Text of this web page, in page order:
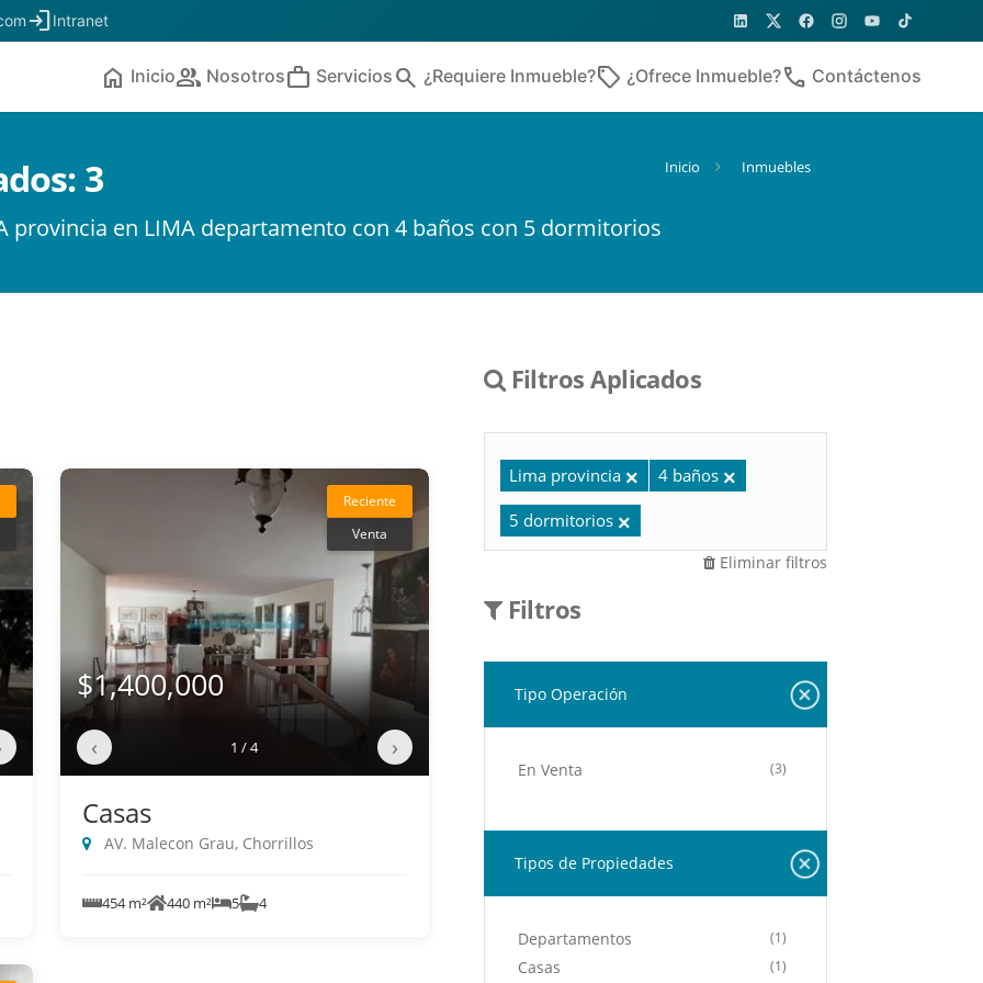
loginIntranet
home Iniciopeople Nosotroswork Servicios search ¿Requiere Inmueble?sell ¿Ofrece Inmueble?phone Contáctenos
3 Inicio Inmuebles
provincia en LIMA departamento con 4 baños con 5 dormitorios
Reciente
Venta
$1,400,000
‹ 1 / 4 ›
Casas
AV. Malecon Grau, Chorrillos
454 m² 440 m² 5 4
Filtros Aplicados
Lima provincia 4 baños
5 dormitorios
Eliminar filtros
Filtros
Tipo Operación
En Venta (3)
Tipos de Propiedades
Departamentos (1)
Casas (1)